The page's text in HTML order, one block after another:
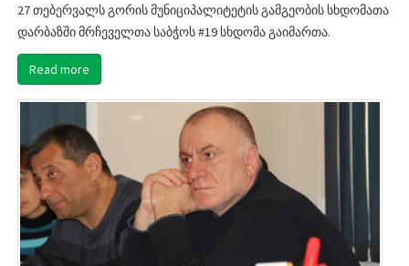
27 თებერვალს გორის მუნიციპალიტეტის გამგეობის სხდომათა
დარბაზში მრჩეველთა საბჭოს #19 სხდომა გაიმართა.
Read more